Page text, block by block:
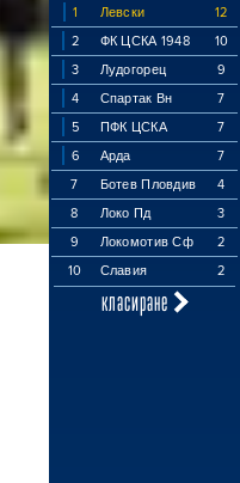
1 Левски
12
2
ФК ЦСКА 1948
10
3
Лудогорец
9
4
Спартак Вн
7
5
ПФК ЦСКА
7
6
Арда
7
7
Ботев Пловдив
4
8
Локо Пд
3
9
Локомотив Сф
2
10
Славия 2
класиране